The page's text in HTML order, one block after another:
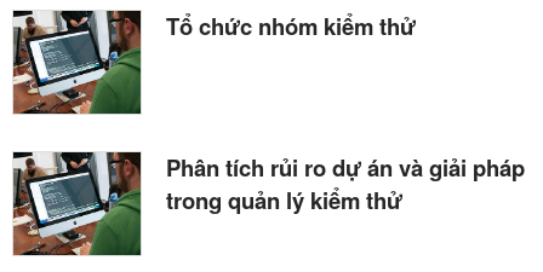
Tổ chức nhóm kiểm thử
Phân tích rủi ro dự án và giải pháp
trong quản lý kiểm thử